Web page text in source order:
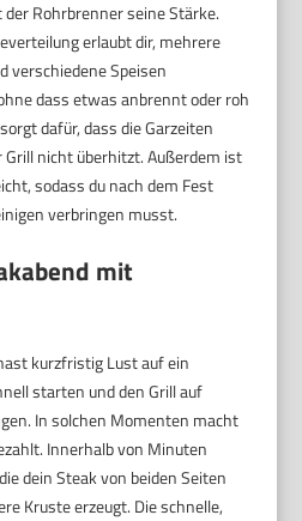
Rohrbrenner seine Stärke.
erlaubt dir, mehrere
verschiedene Speisen
dass etwas anbrennt oder roh
dafür, dass die Garzeiten
Grill nicht überhitzt. Außerdem ist
sodass du nach dem Fest
verbringen musst.
mit
kurzfristig Lust auf ein
starten und den Grill auf
In solchen Momenten macht
Innerhalb von Minuten
dein Steak von beiden Seiten
Kruste erzeugt. Die schnelle,